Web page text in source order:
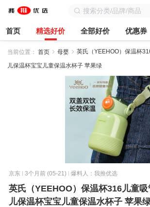
首页 精选好价 全部好价 优惠券
当前位置： 首页 母婴 英氏（YEEHOO）保温杯
儿保温杯宝宝儿童保温水杯子 苹果绿
京东 3个月前 (05-21) 爆料人：我推优选
英氏（YEEHOO）保温杯316儿童
儿保温杯宝宝儿童保温水杯子 苹果